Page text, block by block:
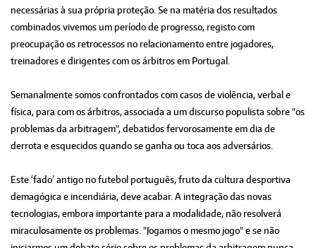
necessárias à sua própria proteção. Se na matéria dos resultados
combinados vivemos um período de progresso, registo com
preocupação os retrocessos no relacionamento entre jogadores,
treinadores e dirigentes com os árbitros em Portugal.
Semanalmente somos confrontados com casos de violência, verbal e
física, para com os árbitros, associada a um discurso populista sobre "os
problemas da arbitragem", debatidos fervorosamente em dia de
derrota e esquecidos quando se ganha ou toca aos adversários.
Este ‘fado’ antigo no futebol português, fruto da cultura desportiva
demagógica e incendiária, deve acabar. A integração das novas
tecnologias, embora importante para a modalidade, não resolverá
miraculosamente os problemas. "Jogamos o mesmo jogo" e se não